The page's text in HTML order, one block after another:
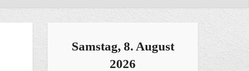
Samstag, 8. August
2026